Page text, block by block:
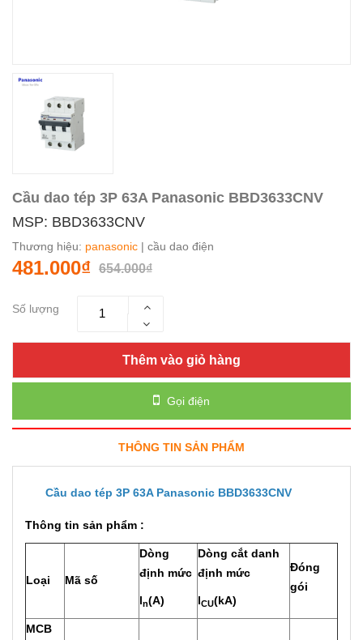
Cầu dao tép 3P 63A Panasonic BBD3633CNV
MSP: BBD3633CNV
Thương hiệu: panasonic | cầu dao điện
481.000₫ 654.000₫
Số lượng
Thêm vào giỏ hàng
Gọi điện
THÔNG TIN SẢN PHẨM
Cầu dao tép 3P 63A Panasonic BBD3633CNV
Thông tin sản phẩm :
Loại Mã số
Dòng
định mức
ln(A)
Dòng cắt danh
định mức
lCU(kA)
Đóng
gói
MCB